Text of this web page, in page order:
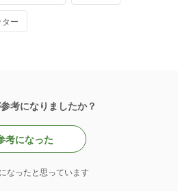
ー
考になりましたか？
考になった
なったと思っています